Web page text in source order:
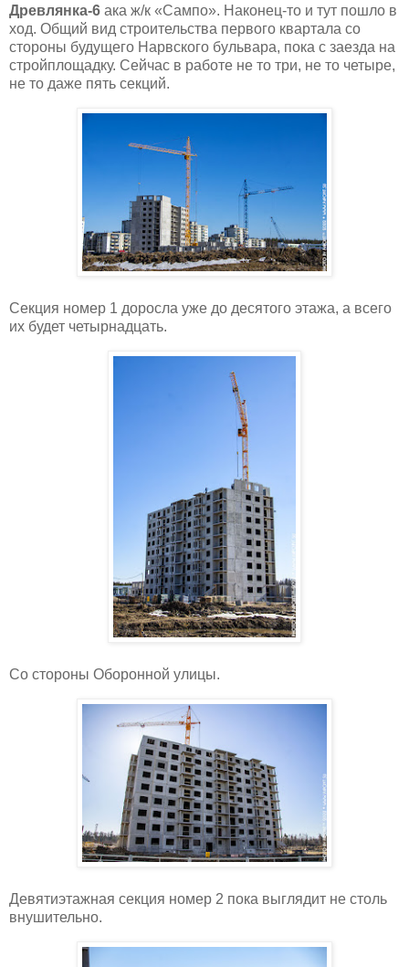
Древлянка-6 ака ж/к «Сампо». Наконец-то и тут пошло в
ход. Общий вид строительства первого квартала со
стороны будущего Нарвского бульвара, пока с заезда на
стройплощадку. Сейчас в работе не то три, не то четыре,
не то даже пять секций.
Секция номер 1 доросла уже до десятого этажа, а всего
их будет четырнадцать.
Со стороны Оборонной улицы.
Девятиэтажная секция номер 2 пока выглядит не столь
внушительно.